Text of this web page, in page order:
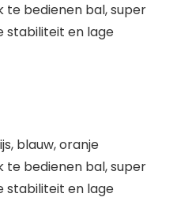
te bedienen bal, super
stabiliteit en lage
blauw, oranje
te bedienen bal, super
stabiliteit en lage